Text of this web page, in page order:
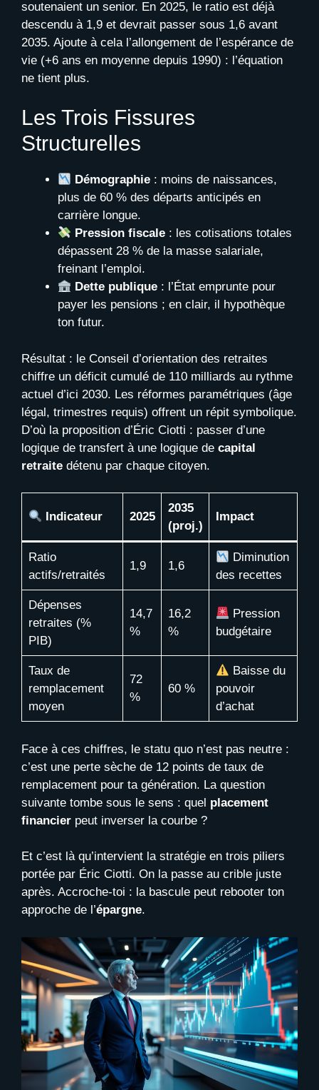
soutenaient un senior. En 2025, le ratio est déjà
descendu à 1,9 et devrait passer sous 1,6 avant
2035. Ajoute à cela l’allongement de l’espérance de
vie (+6 ans en moyenne depuis 1990) : l’équation
ne tient plus.
Les Trois Fissures
Structurelles
Démographie : moins de naissances,
plus de 60 % des départs anticipés en
carrière longue.
Pression fiscale : les cotisations totales
dépassent 28 % de la masse salariale,
freinant l’emploi.
Dette publique : l’État emprunte pour
payer les pensions ; en clair, il hypothèque
ton futur.
Résultat : le Conseil d’orientation des retraites
chiffre un déficit cumulé de 110 milliards au rythme
actuel d’ici 2030. Les réformes paramétriques (âge
légal, trimestres requis) offrent un répit symbolique.
D’où la proposition d’Éric Ciotti : passer d’une
logique de transfert à une logique de capital
retraite détenu par chaque citoyen.
Indicateur 2025
2035
(proj.)
Impact
Ratio
actifs/retraités
1,9 1,6
Diminution
des recettes
Dépenses
retraites (%
PIB)
14,7
%
16,2
%
Pression
budgétaire
Taux de
remplacement
moyen
72
%
60 %
Baisse du
pouvoir
d’achat
Face à ces chiffres, le statu quo n’est pas neutre :
c’est une perte sèche de 12 points de taux de
remplacement pour ta génération. La question
suivante tombe sous le sens : quel placement
financier peut inverser la courbe ?
Et c’est là qu’intervient la stratégie en trois piliers
portée par Éric Ciotti. On la passe au crible juste
après. Accroche-toi : la bascule peut rebooter ton
approche de l’épargne.